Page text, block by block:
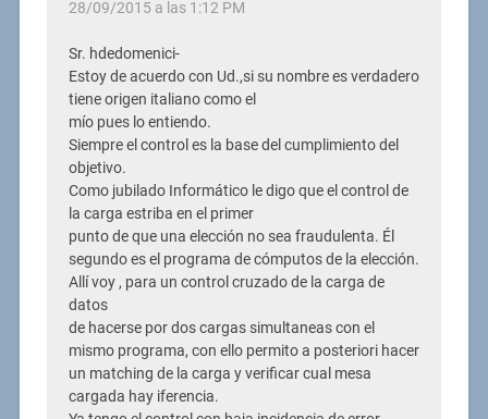
28/09/2015 a las 1:12 PM
Sr. hdedomenici-
Estoy de acuerdo con Ud.,si su nombre es verdadero
tiene origen italiano como el
mío pues lo entiendo.
Siempre el control es la base del cumplimiento del
objetivo.
Como jubilado Informático le digo que el control de
la carga estriba en el primer
punto de que una elección no sea fraudulenta. Él
segundo es el programa de cómputos de la elección.
Allí voy , para un control cruzado de la carga de
datos
de hacerse por dos cargas simultaneas con el
mismo programa, con ello permito a posteriori hacer
un matching de la carga y verificar cual mesa
cargada hay iferencia.